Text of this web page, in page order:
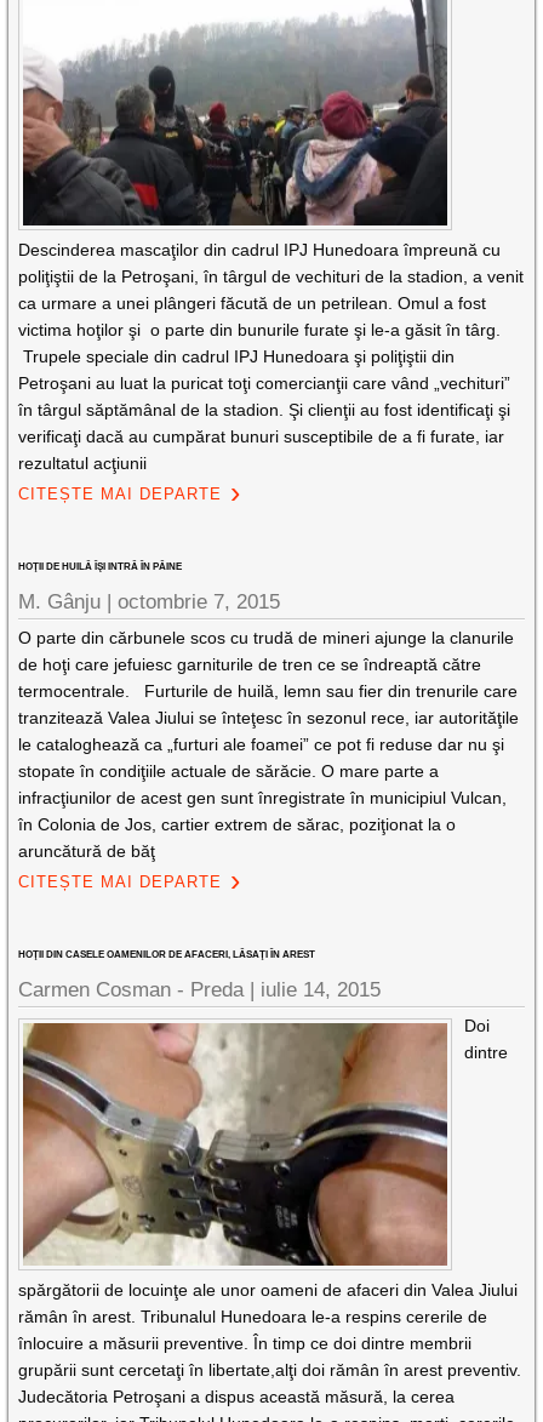
Descinderea mascaţilor din cadrul IPJ Hunedoara împreună cu
poliţiştii de la Petroşani, în târgul de vechituri de la stadion, a venit
ca urmare a unei plângeri făcută de un petrilean. Omul a fost
victima hoţilor şi o parte din bunurile furate şi le-a găsit în târg.
Trupele speciale din cadrul IPJ Hunedoara şi poliţiştii din
Petroşani au luat la puricat toţi comercianţii care vând „vechituri”
în târgul săptămânal de la stadion. Şi clienţii au fost identificaţi şi
verificaţi dacă au cumpărat bunuri susceptibile de a fi furate, iar
rezultatul acţiunii
CITEȘTE MAI DEPARTE
HOŢII DE HUILĂ ÎŞI INTRĂ ÎN PÂINE
M. Gânju |octombrie 7, 2015
O parte din cărbunele scos cu trudă de mineri ajunge la clanurile
de hoţi care jefuiesc garniturile de tren ce se îndreaptă către
termocentrale. Furturile de huilă, lemn sau fier din trenurile care
tranzitează Valea Jiului se înteţesc în sezonul rece, iar autorităţile
le cataloghează ca „furturi ale foamei” ce pot fi reduse dar nu şi
stopate în condiţiile actuale de sărăcie. O mare parte a
infracţiunilor de acest gen sunt înregistrate în municipiul Vulcan,
în Colonia de Jos, cartier extrem de sărac, poziţionat la o
aruncătură de băţ
CITEȘTE MAI DEPARTE
HOŢII DIN CASELE OAMENILOR DE AFACERI, LĂSAŢI ÎN AREST
Carmen Cosman - Preda | iulie 14, 2015
Doi
dintre
spărgătorii de locuinţe ale unor oameni de afaceri din Valea Jiului
rămân în arest. Tribunalul Hunedoara le-a respins cererile de
înlocuire a măsurii preventive. În timp ce doi dintre membrii
grupării sunt cercetaţi în libertate,alţi doi rămân în arest preventiv.
Judecătoria Petroşani a dispus această măsură, la cerea